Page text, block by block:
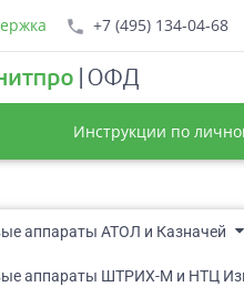
+7 (495) 134-04-68
Инструкции по
аппараты АТОЛ и Казначей